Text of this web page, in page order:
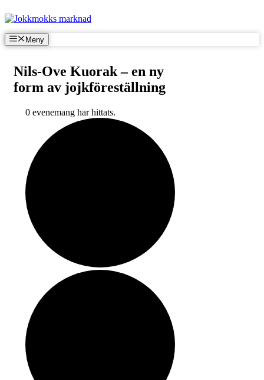
till
innehåll
Meny
Nils-Ove Kuorak – en ny
form av jojkföreställning
0 evenemang har hittats.